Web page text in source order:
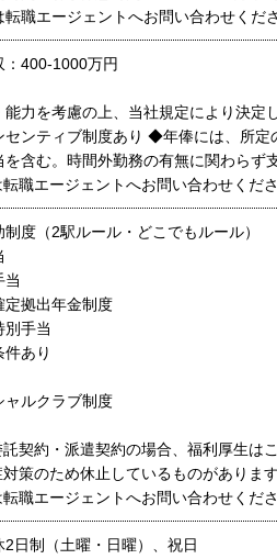
職エージェントへお問い合わせくださ
：400-1000万円
力を考慮の上、当社規定により決定
センティブ制度あり ◆年俸には、所定
を含む。時間外勤務の有無に関わらず
職エージェントへお問い合わせくださ
度（2駅ルール・どこでもルール）
当
定拠出年金制度
別手当
あり
ャルクラブ制度
契約・派遣契約の場合、福利厚生は
策のため休止しているものがあります
職エージェントへお問い合わせくださ
2日制（土曜・日曜）、祝日